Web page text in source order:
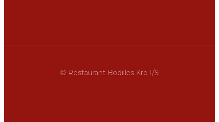
© Restaurant Bodilles Kro I/S